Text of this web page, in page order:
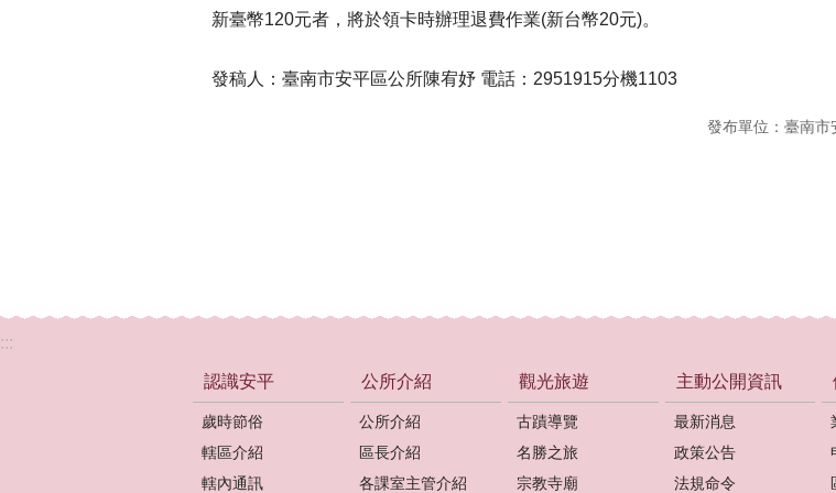
新臺幣120元者，將於領卡時辦理退費作業(新台幣20元)。
發稿人：臺南市安平區公所陳宥妤 電話：2951915分機1103
發布單位：臺南市
:::
認識安平
歲時節俗
轄區介紹
轄內通訊
公所介紹
公所介紹
區長介紹
各課室主管介紹
觀光旅遊
古蹟導覽
名勝之旅
宗教寺廟
主動公開資訊
最新消息
政策公告
法規命令